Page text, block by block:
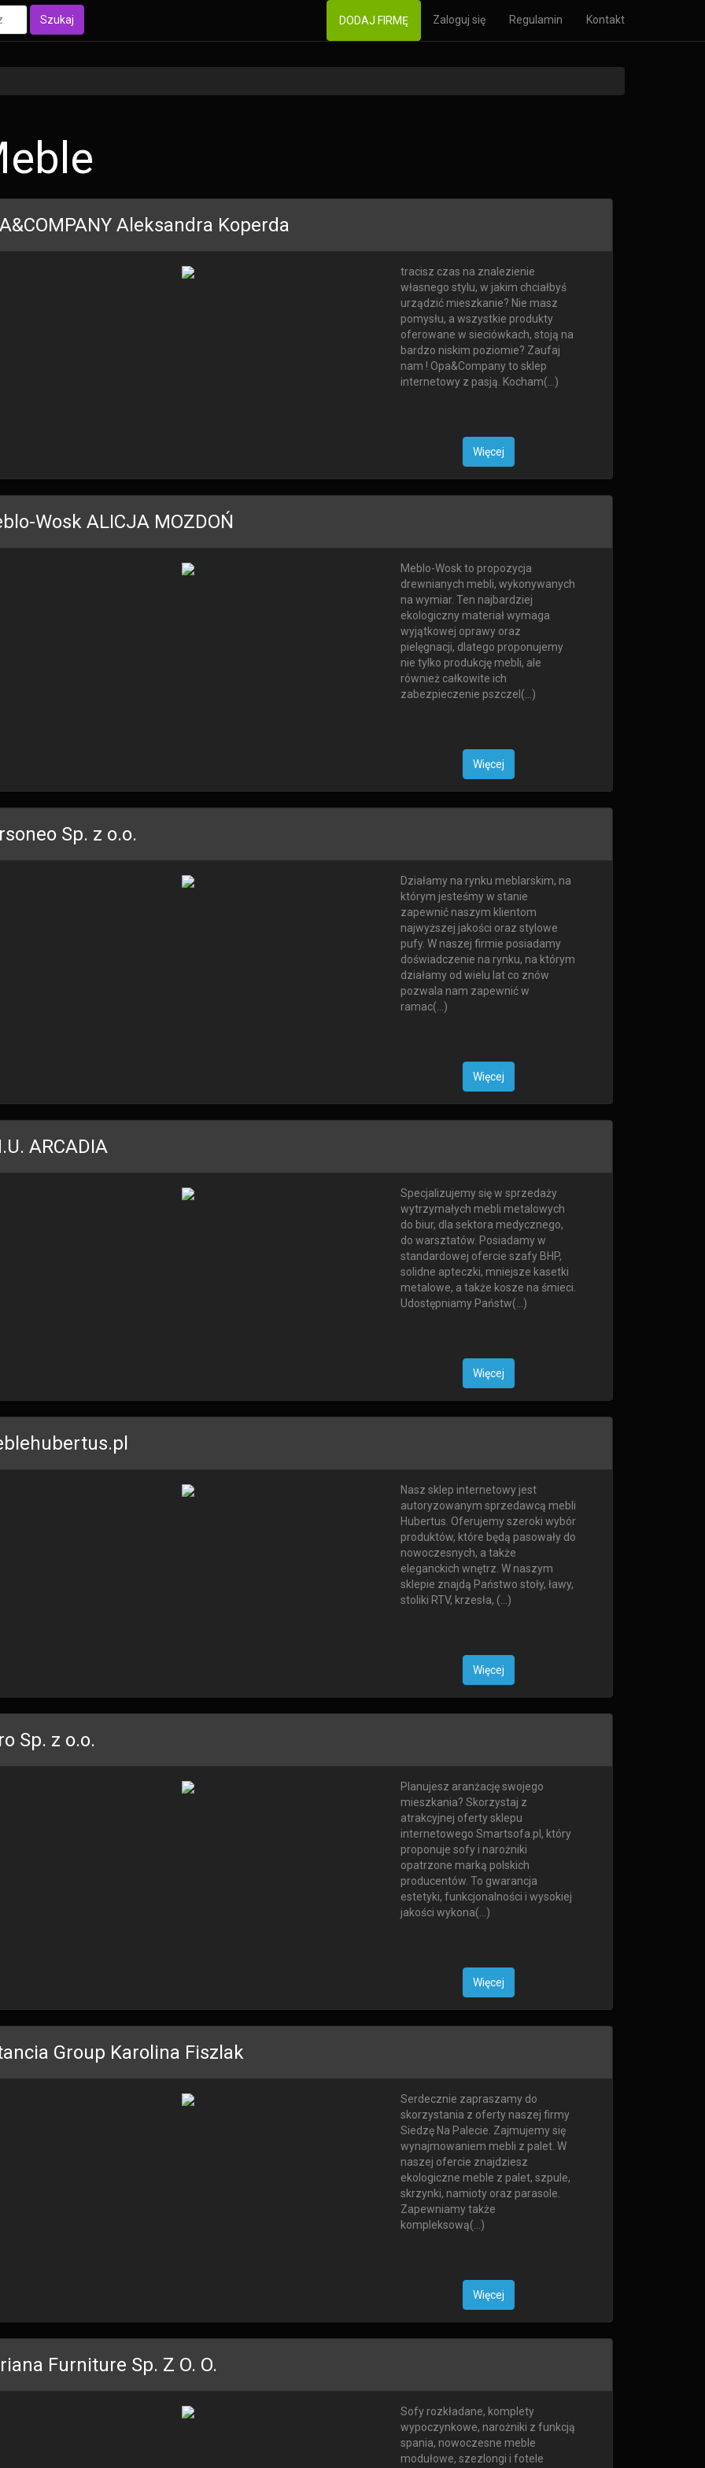
Szukaj DODAJ FIRMĘ Zaloguj się Regulamin Kontakt
Aleksandra Koperda
tracisz czas na znalezienie
własnego stylu, w jakim chciałbyś
urządzić mieszkanie? Nie masz
pomysłu, a wszystkie produkty
oferowane w sieciówkach, stoją na
bardzo niskim poziomie? Zaufaj
nam ! Opa&Company to sklep
internetowy z pasją. Kocham(...)
Więcej
Wosk ALICJA MOZDOŃ
Meblo-Wosk to propozycja
drewnianych mebli, wykonywanych
na wymiar. Ten najbardziej
ekologiczny materiał wymaga
wyjątkowej oprawy oraz
pielęgnacji, dlatego proponujemy
nie tylko produkcję mebli, ale
również całkowite ich
zabezpieczenie pszczel(...)
Więcej
Sp. z o.o.
Działamy na rynku meblarskim, na
którym jesteśmy w stanie
zapewnić naszym klientom
najwyższej jakości oraz stylowe
pufy. W naszej firmie posiadamy
doświadczenie na rynku, na którym
działamy od wielu lat co znów
pozwala nam zapewnić w
ramac(...)
Więcej
ARCADIA
Specjalizujemy się w sprzedaży
wytrzymałych mebli metalowych
do biur, dla sektora medycznego,
do warsztatów. Posiadamy w
standardowej ofercie szafy BHP,
solidne apteczki, mniejsze kasetki
metalowe, a także kosze na śmieci.
Udostępniamy Państw(...)
Więcej
Nasz sklep internetowy jest
autoryzowanym sprzedawcą mebli
Hubertus. Oferujemy szeroki wybór
produktów, które będą pasowały do
nowoczesnych, a także
eleganckich wnętrz. W naszym
sklepie znajdą Państwo stoły, ławy,
stoliki RTV, krzesła, (...)
Więcej
Sp. z o.o.
Planujesz aranżację swojego
mieszkania? Skorzystaj z
atrakcyjnej oferty sklepu
internetowego Smartsofa.pl, który
proponuje sofy i narożniki
opatrzone marką polskich
producentów. To gwarancja
estetyki, funkcjonalności i wysokiej
jakości wykona(...)
Więcej
Group Karolina Fiszlak
Serdecznie zapraszamy do
skorzystania z oferty naszej firmy
Siedzę Na Palecie. Zajmujemy się
wynajmowaniem mebli z palet. W
naszej ofercie znajdziesz
ekologiczne meble z palet, szpule,
skrzynki, namioty oraz parasole.
Zapewniamy także
kompleksową(...)
Więcej
Furniture Sp. Z O. O.
Sofy rozkładane, komplety
wypoczynkowe, narożniki z funkcją
spania, nowoczesne meble
modułowe, szezlongi i fotele